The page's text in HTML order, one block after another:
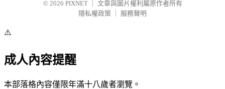
© 2026 PIXNET
文章與圖片權利屬原作者所有
隱私權政策
服務聲明
⚠️
成人內容提醒
本部落格內容僅限年滿十八歲者瀏覽。